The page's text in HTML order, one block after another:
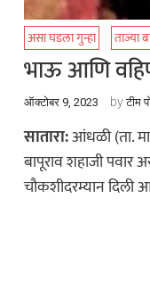
असा घडला गुन्हा ताज्या
भाऊ आणि
ऑक्टोबर 9, 2023 byटीम
सातारा:आंधळी (ता.
बापूराव शहाजी
चौकशीदरम्यान दिली